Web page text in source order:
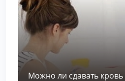
Можно ли сдавать